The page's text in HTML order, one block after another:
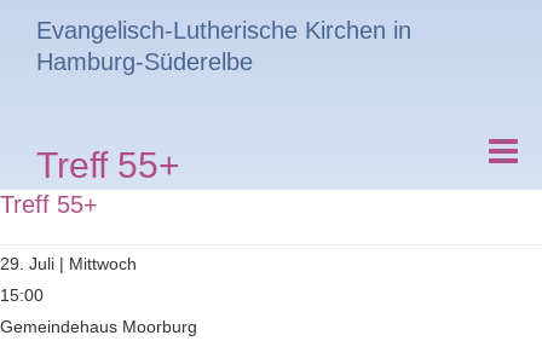
Evangelisch-Lutherische Kirchen in
Hamburg-Süderelbe
Treff 55+
Treff 55+
29. Juli | Mittwoch
15:00
Gemeindehaus Moorburg